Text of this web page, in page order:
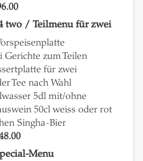
two / Teilmenu für zwei
Gerichte zum Teilen
für zwei
Tee nach Wahl
5dl mit/ohne
50cl weiss oder rot
Singha-Bier
Menu